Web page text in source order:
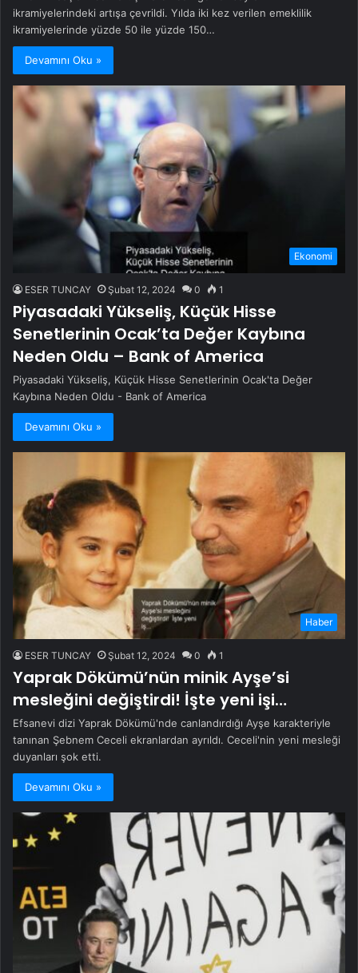
ikramiyelerindeki artışa çevrildi. Yılda iki kez verilen emeklilik
ikramiyelerinde yüzde 50 ile yüzde 150…
Devamını Oku »
Ekonomi
ESER TUNCAY Şubat 12, 2024 0 1
Piyasadaki Yükseliş, Küçük Hisse
Senetlerinin Ocak’ta Değer Kaybına
Neden Oldu – Bank of America
Piyasadaki Yükseliş, Küçük Hisse Senetlerinin Ocak'ta Değer
Kaybına Neden Oldu - Bank of America
Devamını Oku »
Haber
ESER TUNCAY Şubat 12, 2024 0 1
Yaprak Dökümü’nün minik Ayşe’si
mesleğini değiştirdi! İşte yeni işi…
Efsanevi dizi Yaprak Dökümü'nde canlandırdığı Ayşe karakteriyle
tanınan Şebnem Ceceli ekranlardan ayrıldı. Ceceli'nin yeni mesleği
duyanları şok etti.
Devamını Oku »